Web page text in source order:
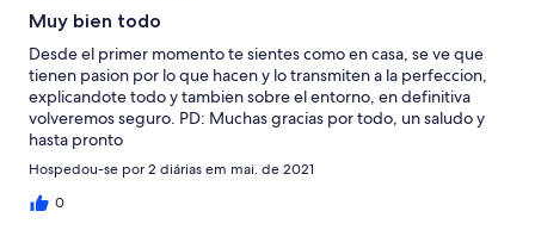
Muy bien todo
Desde el primer momento te sientes como en casa, se ve que
tienen pasion por lo que hacen y lo transmiten a la perfeccion,
explicandote todo y tambien sobre el entorno, en definitiva
volveremos seguro. PD: Muchas gracias por todo, un saludo y
hasta pronto
Hospedou-se por 2 diárias em mai. de 2021
0